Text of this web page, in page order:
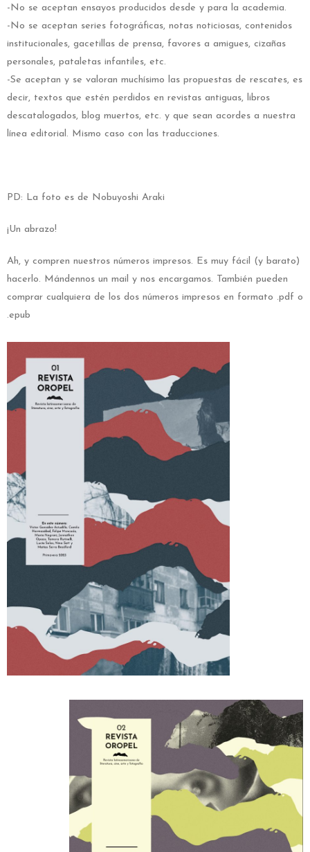
-No se aceptan ensayos producidos desde y para la academia.
-No se aceptan series fotográficas, notas noticiosas, contenidos
institucionales, gacetillas de prensa, favores a amigues, cizañas
personales, pataletas infantiles, etc.
-Se aceptan y se valoran muchísimo las propuestas de rescates, es
decir, textos que estén perdidos en revistas antiguas, libros
descatalogados, blog muertos, etc. y que sean acordes a nuestra
línea editorial. Mismo caso con las traducciones.
PD: La foto es de Nobuyoshi Araki
¡Un abrazo!
Ah, y compren nuestros números impresos. Es muy fácil (y barato)
hacerlo. Mándennos un mail y nos encargamos. También pueden
comprar cualquiera de los dos números impresos en formato .pdf o
.epub